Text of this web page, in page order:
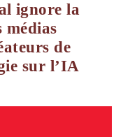
ignore la
médias
de
sur l’IA